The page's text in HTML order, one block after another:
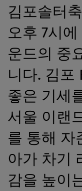
김포솔터
오후 7시
운드의 중
니다. 김포
좋은 기세
서울 이랜
를 통해 자
아가 차기
감을 높이